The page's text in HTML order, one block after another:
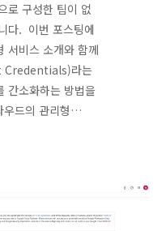
로 구성한 팀이 없
다. 이번 포스팅에
서비스 소개와 함께
라는
간소화하는 방법을
드의 관리형…